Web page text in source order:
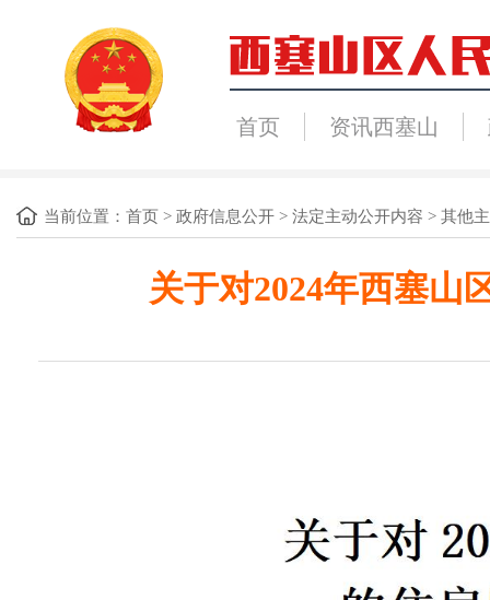
首页 资讯西塞山
当前位置： 首页 > 政府信息公开 > 法定主动公开内容 > 其他
关于对2024年西塞山